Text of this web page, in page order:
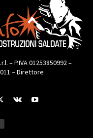
– P.IVA 01253850992 –
– Direttore